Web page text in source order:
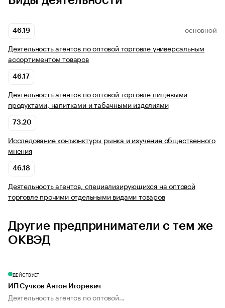
46.19 ОСНОВНОЙ
Деятельность агентов по оптовой торговле универсальным
ассортиментом товаров
46.17
Деятельность агентов по оптовой торговле пищевыми
продуктами, напитками и табачными изделиями
73.20
Исследование конъюнктуры рынка и изучение общественного
мнения
46.18
Деятельность агентов, специализирующихся на оптовой
торговле прочими отдельными видами товаров
Другие предприниматели с тем же
ОКВЭД
ДЕЙСТВУЕТ
ИП Сучков Антон Игоревич
Деятельность агентов по оптовой...